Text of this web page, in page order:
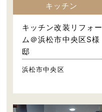
キッチン
キッチン改装リフォー
ム＠浜松市中央区S様
邸
浜松市中央区